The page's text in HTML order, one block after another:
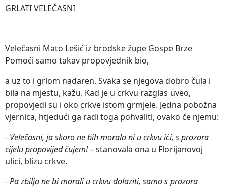
GRLATI VELEČASNI
Velečasni Mato Lešić iz brodske župe Gospe Brze
Pomoći samo takav propovjednik bio,
a uz to i grlom nadaren. Svaka se njegova dobro čula i
bila na mjestu, kažu. Kad je u crkvu razglas uveo,
propovjedi su i oko crkve istom grmjele. Jedna pobožna
vjernica, htjedući ga radi toga pohvaliti, ovako će njemu:
- Velečasni, ja skoro ne bih morala ni u crkvu ići, s prozora
cijelu propovijed čujem!– stanovala ona u Florijanovoj
ulici, blizu crkve.
- Pa zbilja ne bi morali u crkvu dolaziti, samo s prozora